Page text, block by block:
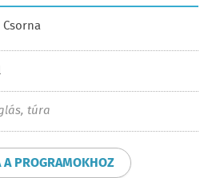
, túra
A PROGRAMOKHOZ